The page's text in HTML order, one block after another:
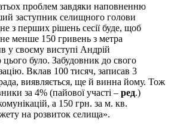
проблем завдяки наповненню
заступник селищного голови
з перших рішень сесії буде, щоб
менше 150 гривень з метра
у своєму виступі Андрій
було. Забудовник до свого
Вклав 100 тисяч, записав 3
виявляється, ще й винна йому. Тож
за 4% (пайової участі – ред.)
а 150 грн. за м. кв.
на розвиток селища».